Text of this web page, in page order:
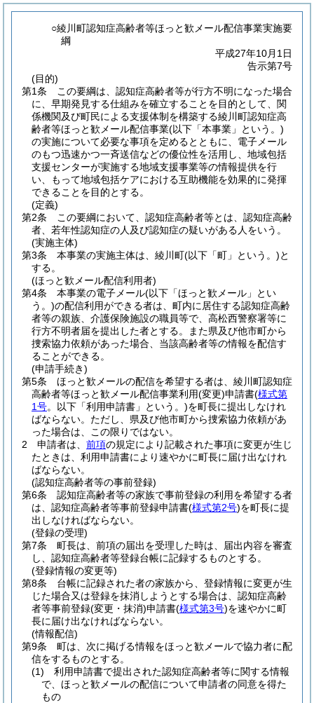
○綾川町認知症高齢者等ほっと歓メール配信事業実施要
綱
平成27年10月1日
告示第7号
(目的)
第1条
この要綱は、認知症高齢者等が行方不明になった場合
に、早期発見する仕組みを確立することを目的として、関
係機関及び町民による支援体制を構築する綾川町認知症高
齢者等ほっと歓メール配信事業(以下「本事業」という。)
の実施について必要な事項を定めるとともに、電子メール
のもつ迅速かつ一斉送信などの優位性を活用し、地域包括
支援センターが実施する地域支援事業等の情報提供を行
い、もって地域包括ケアにおける互助機能を効果的に発揮
できることを目的とする。
(定義)
第2条
この要綱において、認知症高齢者等とは、認知症高齢
者、若年性認知症の人及び認知症の疑いがある人をいう。
(実施主体)
第3条
本事業の実施主体は、綾川町(以下「町」という。)と
する。
(ほっと歓メール配信利用者)
第4条
本事業の電子メール(以下「ほっと歓メール」とい
う。)の配信利用ができる者は、町内に居住する認知症高齢
者等の親族、介護保険施設の職員等で、高松西警察署等に
行方不明者届を提出した者とする。
また県及び他市町から
捜索協力依頼があった場合、当該高齢者等の情報を配信す
ることができる。
(申請手続き)
第5条
ほっと歓メールの配信を希望する者は、綾川町認知症
高齢者等ほっと歓メール配信事業利用(変更)申請書(様式第
1号。以下「利用申請書」という。)を町長に提出しなけれ
ばならない。 ただし、県及び他市町から捜索協力依頼があ
った場合は、この限りではない。
2
申請者は、 前項の規定により記載された事項に変更が生じ
たときは、利用申請書により速やかに町長に届け出なけれ
ばならない。
(認知症高齢者等の事前登録)
第6条
認知症高齢者等の家族で事前登録の利用を希望する者
は、認知症高齢者等事前登録申請書(様式第2号)を町長に提
出しなければならない。
(登録の受理)
第7条
町長は、前項の届出を受理した時は、届出内容を審査
し、認知症高齢者等登録台帳に記録するものとする。
(登録情報の変更等)
第8条
台帳に記録された者の家族から、登録情報に変更が生
じた場合又は登録を抹消しようとする場合は、認知症高齢
者等事前登録(変更・抹消)申請書(様式第3号)を速やかに町
長に届け出なければならない。
(情報配信)
第9条
町は、次に掲げる情報をほっと歓メールで協力者に配
信をするものとする。
(1)
利用申請書で提出された認知症高齢者等に関する情報
で、ほっと歓メールの配信について申請者の同意を得た
もの